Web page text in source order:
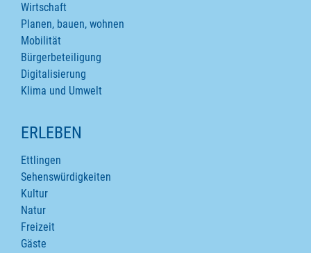
Wirtschaft
Planen, bauen, wohnen
Mobilität
Bürgerbeteiligung
Digitalisierung
Klima und Umwelt
ERLEBEN
Ettlingen
Sehenswürdigkeiten
Kultur
Natur
Freizeit
Gäste